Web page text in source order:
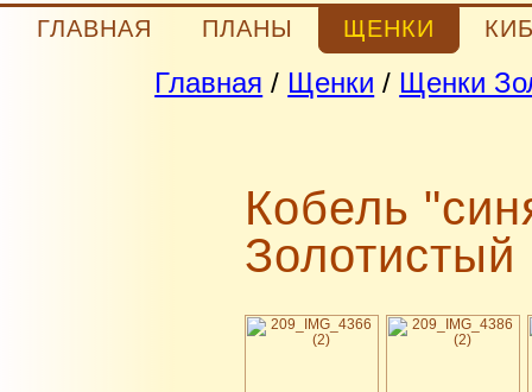
ГЛАВНАЯ ПЛАНЫ ЩЕНКИ
Главная / Щенки / Щенки
Кобель
Золотистый